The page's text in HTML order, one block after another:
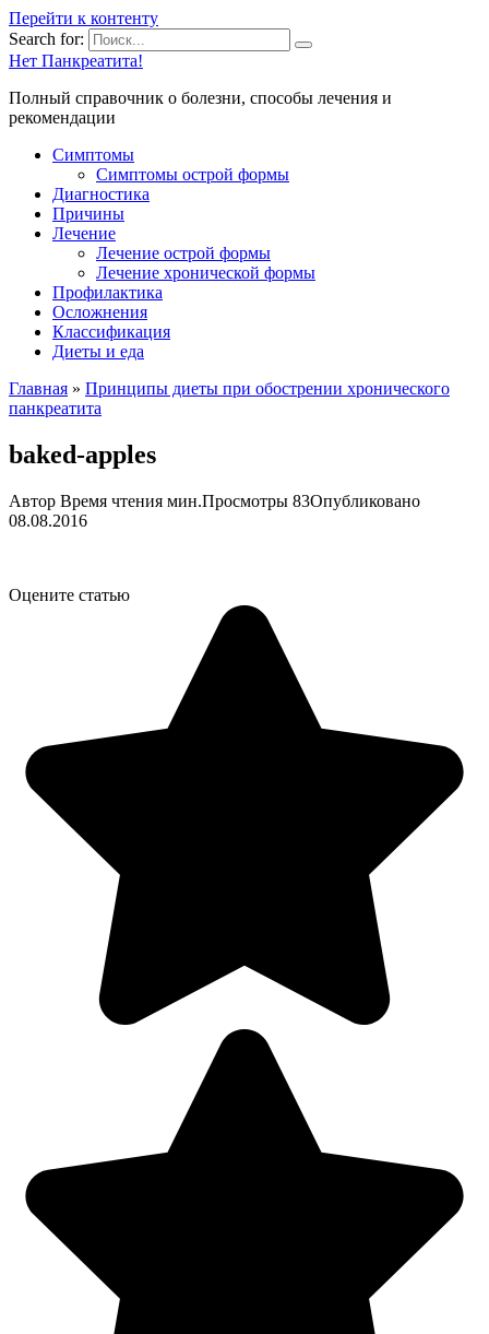
Перейти к контенту
Search for:
Нет Панкреатита!
Полный справочник о болезни, способы лечения и
рекомендации
Симптомы
Симптомы острой формы
Диагностика
Причины
Лечение
Лечение острой формы
Лечение хронической формы
Профилактика
Осложнения
Классификация
Диеты и еда
Главная » Принципы диеты при обострении хронического
панкреатита
baked-apples
Автор Время чтения мин.Просмотры 83Опубликовано
08.08.2016
Оцените статью